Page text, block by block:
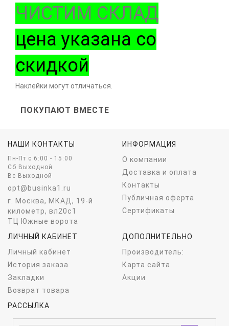
ЧИСТИМ СКЛАД
цена указана со
скидкой
Наклейки могут отличаться.
ПОКУПАЮТ ВМЕСТЕ
НАШИ КОНТАКТЫ
Пн-Пт c 6:00 - 15:00
Сб Выходной
Вс Выходной
opt@businka1.ru
г. Москва, МКАД, 19-й
километр, вл20с1
ТЦ Южные ворота
ИНФОРМАЦИЯ
О компании
Доставка и оплата
Контакты
Публичная оферта
Сертификаты
ЛИЧНЫЙ КАБИНЕТ
Личный кабинет
История заказа
Закладки
Возврат товара
ДОПОЛНИТЕЛЬНО
Производитель:
Карта сайта
Акции
РАССЫЛКА